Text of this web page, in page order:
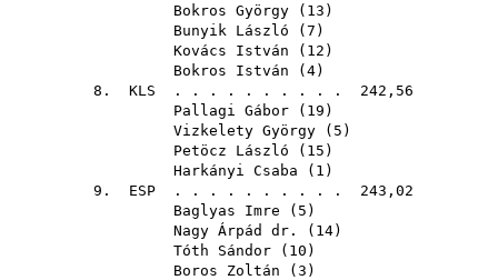
Bokros György ( 13 )
Bunyik László ( 7 )
Kovács István ( 12 )
Bokros István ( 4)
8. KLS . . . . . . . . . . 242,56
Pallagi Gábor ( 19 )
Vizkelety György ( 5 )
Petöcz László ( 15 )
Harkányi Csaba ( 1 )
9. ESP . . . . . . . . . . 243,02
Baglyas Imre ( 5 )
Nagy Árpád dr.
( 14)
Tóth Sándor ( 10 )
Boros Zoltán ( 3 )